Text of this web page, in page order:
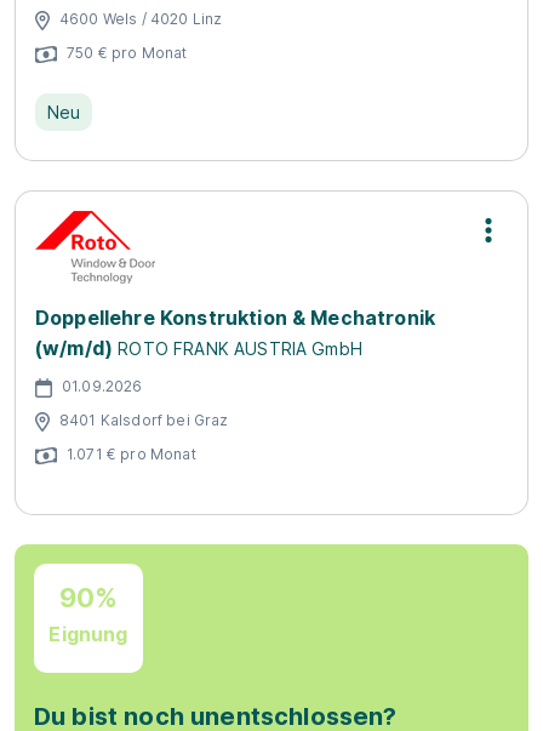
4600 Wels / 4020 Linz
750 € pro Monat
Neu
Doppellehre Konstruktion & Mechatronik
(w/m/d) ROTO FRANK AUSTRIA GmbH
01.09.2026
8401 Kalsdorf bei Graz
1.071 € pro Monat
90%
Eignung
Du bist noch unentschlossen?